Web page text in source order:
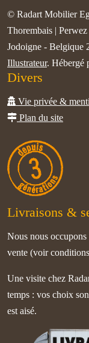
© Radart Mobilier
Thorembais |
Jodoigne - Belgique
Illustrateur. Hébergé
Divers
Vie privée &
Plan du site
Livraisons &
Nous nous
vente (voir
Une visite chez
temps : vos choix
est aisé.